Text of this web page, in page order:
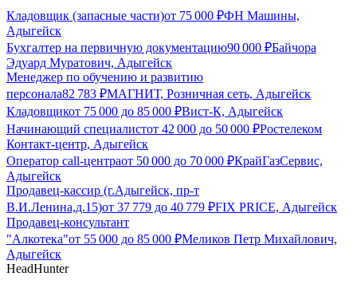
Кладовщик (запасные части)от 75 000 ₽ФН Машины,
Адыгейск
Бухгалтер на первичную документацию90 000 ₽Байчора
Эдуард Муратович, Адыгейск
Менеджер по обучению и развитию
персонала82 783 ₽МАГНИТ, Розничная сеть, Адыгейск
Кладовщикот 75 000 до 85 000 ₽Вист-К, Адыгейск
Начинающий специалистот 42 000 до 50 000 ₽Ростелеком
Контакт-центр, Адыгейск
Оператор call-центраот 50 000 до 70 000 ₽КрайГазСервис,
Адыгейск
Продавец-кассир (г.Адыгейск, пр-т
В.И.Ленина,д.15)от 37 779 до 40 779 ₽FIX PRICE, Адыгейск
Продавец-консультант
"Алкотека"от 55 000 до 85 000 ₽Меликов Петр Михайлович,
Адыгейск
HeadHunter